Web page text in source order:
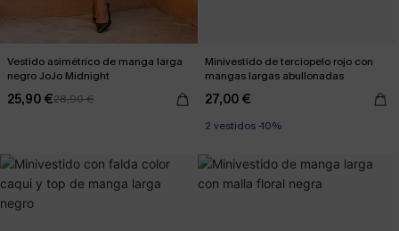
Vestido asimétrico de manga larga
negro JoJo Midnight
25,90 €28,90 €
Minivestido de terciopelo rojo con
mangas largas abullonadas
27,00 €
2 vestidos -10%